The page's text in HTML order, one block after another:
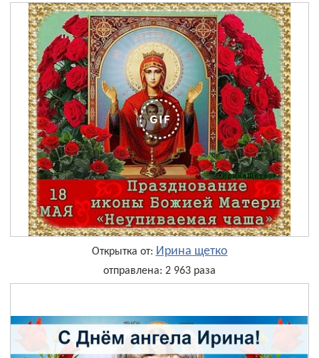
Открытка от: Ирина щетко
отправлена: 2 963 раза